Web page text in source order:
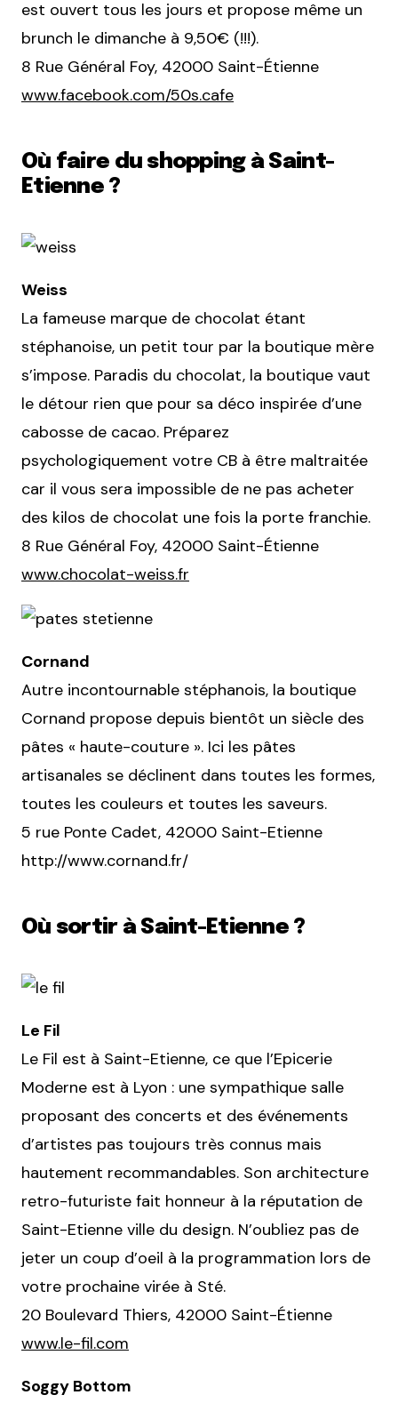
est ouvert tous les jours et propose même un
brunch le dimanche à 9,50€ (!!!).
8 Rue Général Foy, 42000 Saint-Étienne
www.facebook.com/50s.cafe
Où faire du shopping à Saint-
Etienne ?
Weiss
La fameuse marque de chocolat étant
stéphanoise, un petit tour par la boutique mère
s’impose. Paradis du chocolat, la boutique vaut
le détour rien que pour sa déco inspirée d’une
cabosse de cacao. Préparez
psychologiquement votre CB à être maltraitée
car il vous sera impossible de ne pas acheter
des kilos de chocolat une fois la porte franchie.
8 Rue Général Foy, 42000 Saint-Étienne
www.chocolat-weiss.fr
Cornand
Autre incontournable stéphanois, la boutique
Cornand propose depuis bientôt un siècle des
pâtes « haute-couture ». Ici les pâtes
artisanales se déclinent dans toutes les formes,
toutes les couleurs et toutes les saveurs.
5 rue Ponte Cadet, 42000 Saint-Etienne
http://www.cornand.fr/
Où sortir à Saint-Etienne ?
Le Fil
Le Fil est à Saint-Etienne, ce que l’Epicerie
Moderne est à Lyon : une sympathique salle
proposant des concerts et des événements
d’artistes pas toujours très connus mais
hautement recommandables. Son architecture
retro-futuriste fait honneur à la réputation de
Saint-Etienne ville du design. N’oubliez pas de
jeter un coup d’oeil à la programmation lors de
votre prochaine virée à Sté.
20 Boulevard Thiers, 42000 Saint-Étienne
www.le-fil.com
Soggy Bottom